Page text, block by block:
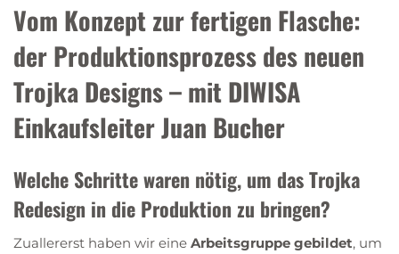
Vom Konzept zur fertigen Flasche:
der Produktionsprozess des neuen
Trojka Designs – mit DIWISA
Einkaufsleiter Juan Bucher
Welche Schritte waren nötig, um das Trojka
Redesign in die Produktion zu bringen?
Zuallererst haben wir eine Arbeitsgruppe gebildet, um